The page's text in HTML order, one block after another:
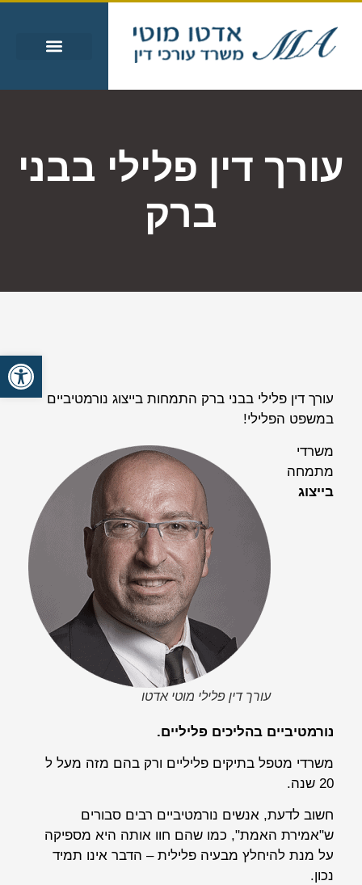
עורך דין פלילי בבני
ברק
עורך דין פלילי בבני ברק התמחות בייצוג נורמטיביים
במשפט הפלילי!
עורך דין פלילי מוטי אדטו
משרדי
מתמחה
בייצוג
נורמטיביים בהליכים פליליים.
משרדי מטפל בתיקים פליליים ורק בהם מזה מעל ל
20 שנה.
חשוב לדעת, אנשים נורמטיביים רבים סבורים
ש"אמירת האמת", כמו שהם חוו אותה היא מספיקה
על מנת להיחלץ מבעיה פלילית – הדבר אינו תמיד
נכון.
פתח